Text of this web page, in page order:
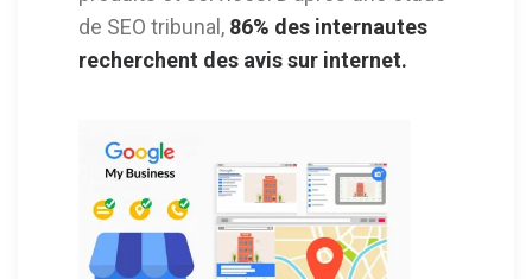
de SEO tribunal, 86% des internautes
recherchent des avis sur internet.